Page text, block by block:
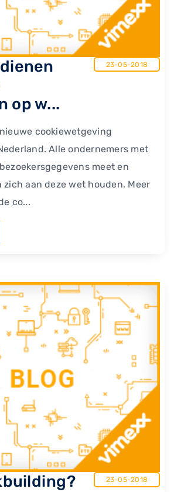
op w...
23-05-2018
cookiewetgeving
Alle ondernemers met
meet en
aan deze wet houden. Meer
co...
23-05-2018